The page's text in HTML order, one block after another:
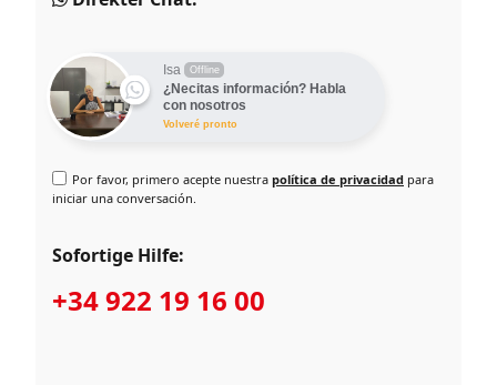
Isa Offline
¿Necitas información? Habla
con nosotros
Volveré pronto
Por favor, primero acepte nuestra política de privacidad para
iniciar una conversación.
Sofortige Hilfe:
+34 922 19 16 00